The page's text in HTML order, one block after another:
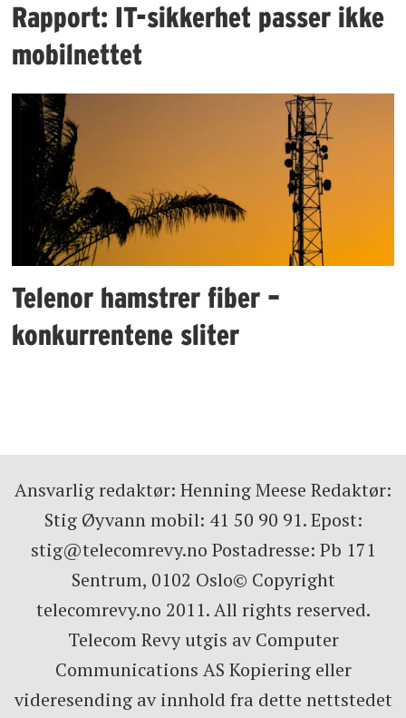
Rapport: IT-sikkerhet passer ikke
mobilnettet
Telenor hamstrer fiber –
konkurrentene sliter
Ansvarlig redaktør: Henning Meese Redaktør:
Stig Øyvann mobil: 41 50 90 91. Epost:
stig@telecomrevy.no Postadresse: Pb 171
Sentrum, 0102 Oslo© Copyright
telecomrevy.no 2011. All rights reserved.
Telecom Revy utgis av Computer
Communications AS Kopiering eller
videresending av innhold fra dette nettstedet